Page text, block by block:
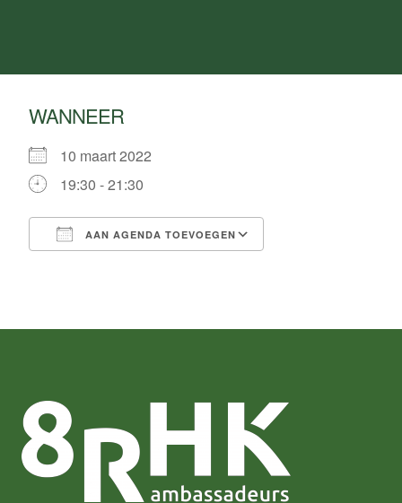
WANNEER
10 maart 2022
19:30 - 21:30
AAN AGENDA TOEVOEGEN